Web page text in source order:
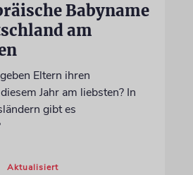
Babyname
am
Eltern ihren
Jahr am liebsten? In
gibt es
Aktualisiert